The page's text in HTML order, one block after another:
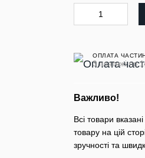
ОПЛАТА
3 платежі по
Важливо!
Всі товари
товару на цій
зручності та